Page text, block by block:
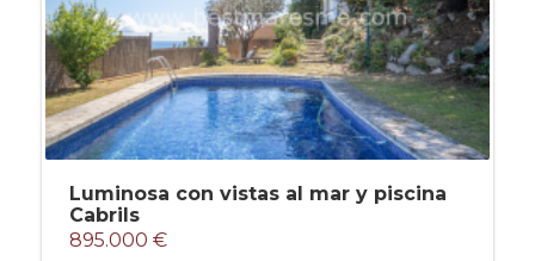
Luminosa con vistas al mar y piscina
Cabrils
895.000 €